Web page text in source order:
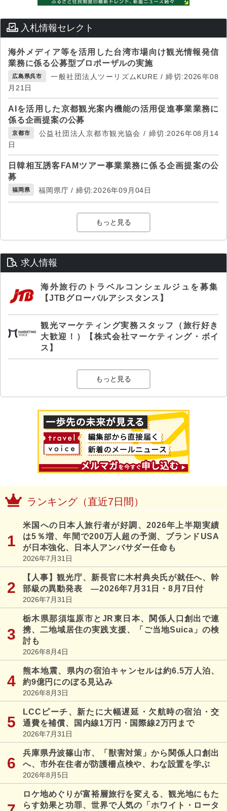
入札情報セレクト
海外メディア等を活用した台湾市場向け観光情報発信
業務に係る公募型プロポーザルの実施
広島県呉市
一般社団法人ツーリズムKURE / 締切:2026年08
月21日
AIを活用した京都観光案内機能の活用促進事業業務に
係る企画提案の公募
京都市
公益社団法人京都市観光協会 / 締切:2026年08月14
日
日韓相互誘客FAMツアー事業業務に係る企画提案の公
募
福岡県 福岡県庁 / 締切:2026年09月04日
もっと見る
求人情報
海外旅行のトラベルコンシェルジュを募集
【JTBグローバルアシスタンス】
観光マーケティング実務スタッフ（旅行好き
大歓迎！）【株式会社マーケティング・ボイ
ス】
もっと見る
ランキング（直近7日間）
米国への日本人旅行者が好調、2026年上半期実績
は5％増、年間で200万人超の予測、ブランドUSA
が日本強化、日本人アンバサダー任命も
2026年7月31日
【人事】観光庁、新長官に木村典央氏が就任へ、幹
部級の異動発表 ―2026年7月31日・8月7日付
2026年7月31日
栃木県那須塩原市とJR東日本、関係人口創出で連
携、二地域居住の実践支援、「ご当地Suica」の検
討も
2026年8月4日
熊本地震、県内の宿泊キャンセルは約6.5万人泊、
約9億円にのぼる見込み
2026年8月3日
LCCピーチ、新たに大幅遅延・欠航時の宿泊・交
通費を補償、国内線1万円・国際線2万円まで
2026年7月31日
兵庫県丹波篠山市、「獣害対策」から関係人口創出
へ、市外在住者が防護柵点検や、わな設置を学ぶ
2026年8月5日
ロケ地めぐりが富裕層旅行を変える、観光地にもた
らす効果と功罪、世界で人気の「ホワイト・ロータ